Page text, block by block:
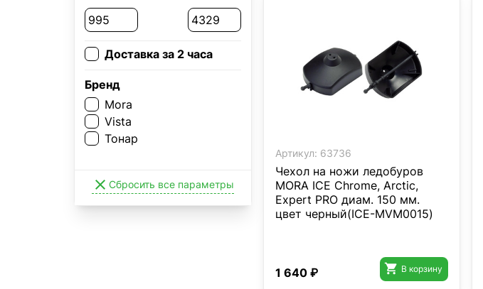
Доставка за 2 часа
Бренд
Mora
Vista
Тонар
 Сбросить все параметры
Артикул: 63736
Чехол на ножи ледобуров
MORA ICE Chrome, Arctic,
Expert PRO диам. 150 мм.
цвет черный(ICE-MVM0015)
1 640 ₽  В корзину